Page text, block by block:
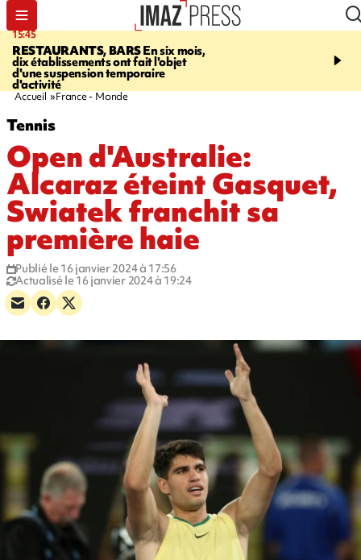
15:45
RESTAURANTS, BARSEn six mois,
dix établissements ont fait l'objet
d'une suspension temporaire
d'activité
17:17
Angeles, un homme vit
Accueil France - Monde
Tennis
Open d'Australie:
Alcaraz éteint Gasquet,
Swiatek franchit sa
première haie
Publié le 16 janvier 2024 à 17:56
Actualisé le 16 janvier 2024 à 19:24